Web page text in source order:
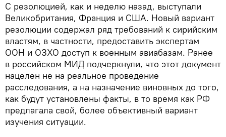
С резолюцией, как и неделю назад, выступали
Великобритания, Франция и США. Новый вариант
резолюции содержал ряд требований к сирийским
властям, в частности, предоставить экспертам
ООН и ОЗХО доступ к военным авиабазам. Ранее
в российском МИД подчеркнули, что этот документ
нацелен не на реальное проведение
расследования, а на назначение виновных до того,
как будут установлены факты, в то время как РФ
предлагала свой, более объективный вариант
изучения ситуации.